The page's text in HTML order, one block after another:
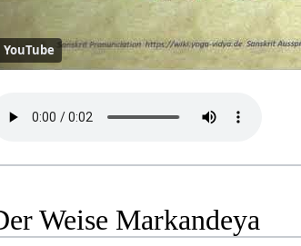
YouTube
Weise Markandeya